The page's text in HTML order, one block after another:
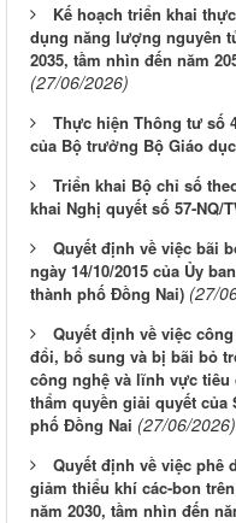
Kế hoạch triển khai
dụng năng lượng nguyên
2035, tầm nhìn đến năm
(27/06/2026)
Thực hiện Thông tư số
của Bộ trưởng Bộ Giáo
Triển khai Bộ chỉ số
khai Nghị quyết số 57-NQ/
Quyết định về việc bãi
ngày 14/10/2015 của Ủy
thành phố Đồng Nai) (27/
Quyết định về việc
đổi, bổ sung và bị bãi bỏ
công nghệ và lĩnh vực
thẩm quyền giải quyết của
phố Đồng Nai (27/06/2026)
Quyết định về việc phê
giảm thiểu khí các-bon
năm 2030, tầm nhìn đến